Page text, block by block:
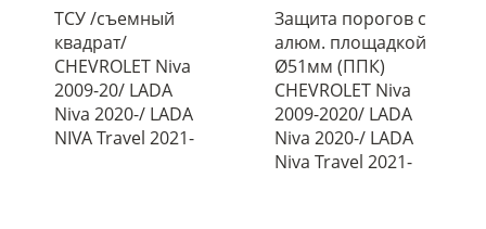
ТСУ /съемный
квадрат/
CHEVROLET Niva
2009-20/ LADA
Niva 2020-/ LADA
NIVA Travel 2021-
Защита порогов с
алюм. площадкой
Ø51мм (ППК)
CHEVROLET Niva
2009-2020/ LADA
Niva 2020-/ LADA
Niva Travel 2021-